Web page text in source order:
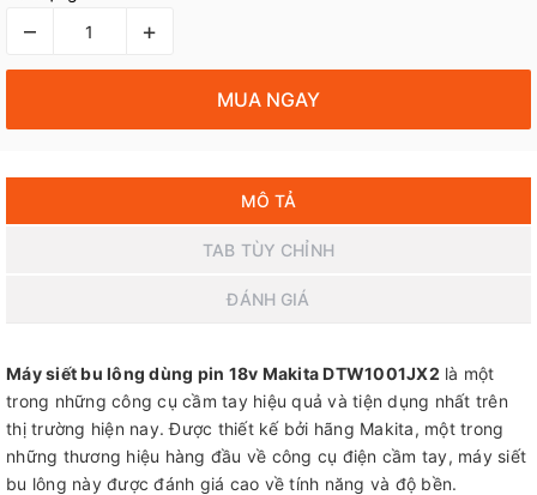
– +
MUA NGAY
MÔ TẢ
TAB TÙY CHỈNH
ĐÁNH GIÁ
Máy siết bu lông dùng pin 18v Makita DTW1001JX2 là một
trong những công cụ cầm tay hiệu quả và tiện dụng nhất trên
thị trường hiện nay. Được thiết kế bởi hãng Makita, một trong
những thương hiệu hàng đầu về công cụ điện cầm tay, máy siết
bu lông này được đánh giá cao về tính năng và độ bền.